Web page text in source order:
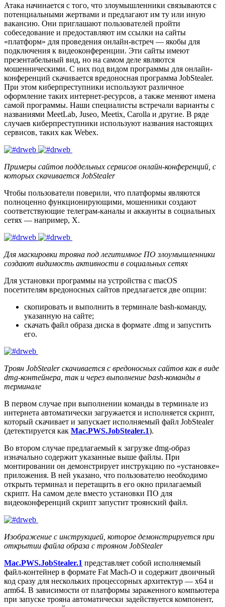
Атака начинается с того, что злоумышленники связываются с
потенциальными жертвами и предлагают им ту или иную
вакансию. Они приглашают пользователей пройти
собеседование и предоставляют им ссылки на сайты
«платформ» для проведения онлайн-встреч — якобы для
подключения к видеоконференции. Эти сайты имеют
презентабельный вид, но на самом деле являются
мошенническими. С них под видом программы для онлайн-
конференций скачивается вредоносная программа JobStealer.
При этом киберпреступники используют различное
оформление таких интернет-ресурсов, а также меняют имена
самой программы. Наши специалисты встречали варианты с
названиями MeetLab, Juseo, Meetix, Carolla и другие. В ряде
случаев киберпреступники используют названия настоящих
сервисов, таких как Webex.
Примеры сайтов поддельных сервисов онлайн-конференций, с
которых скачивается JobStealer
Чтобы пользователи поверили, что платформы являются
полноценно функционирующими, мошенники создают
соответствующие телеграм-каналы и аккаунты в социальных
сетях — например, X.
Для маскировки трояна под легитимное ПО злоумышленники
создают видимость активности в социальных сетях
Для установки программы на устройства с macOS
посетителям вредоносных сайтов предлагается две опции:
скопировать и выполнить в терминале bash-команду,
указанную на сайте;
скачать файл образа диска в формате .dmg и запустить
его.
Троян JobStealer скачивается с вредоносных сайтов как в виде
dmg-контейнера, так и через выполнение bash-команды в
терминале
В первом случае при выполнении команды в терминале из
интернета автоматически загружается и исполняется скрипт,
который скачивает и запускает исполняемый файл JobStealer
(детектируется как Mac.PWS.JobStealer.1).
Во втором случае предлагаемый к загрузке dmg-образ
изначально содержит указанные выше файлы. При
монтировании он демонстрирует инструкцию по «установке»
приложения. В ней указано, что пользователю необходимо
открыть терминал и перетащить в его окно прилагаемый
скрипт. На самом деле вместо установки ПО для
видеоконференций скрипт запустит троянский файл.
Изображение с инструкцией, которое демонстрируется при
открытии файла образа с трояном JobStealer
Mac.PWS.JobStealer.1 представляет собой исполняемый
файл-контейнер в формате Fat Mach-O и содержит двоичный
код сразу для нескольких процессорных архитектур — x64 и
arm64. В зависимости от платформы зараженного компьютера
при запуске трояна автоматически задействуется компонент,